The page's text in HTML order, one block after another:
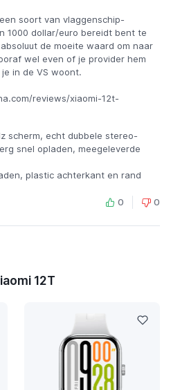
soort van vlaggenschip-
1000 dollar/euro bereidt bent te
de moeite waard om naar
wel even of je provider hem
in de VS woont.
reviews/xiaomi-12t-
scherm, echt dubbele stereo-
snel opladen, meegeleverde
plastic achterkant en rand
0 0
12T